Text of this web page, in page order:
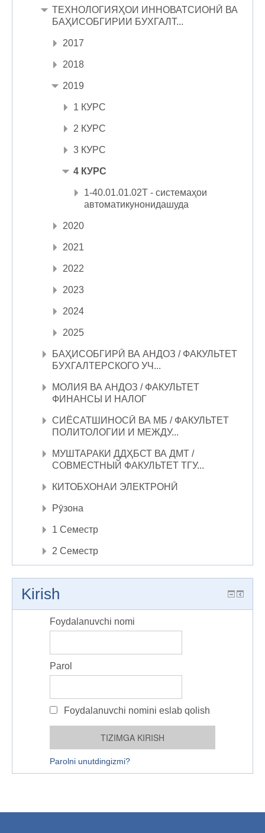
ТЕХНОЛОГИЯҲОИ ИННОВАТСИОНӢ ВА
БАҲИСОБГИРИИ БУХГАЛТ...
2017
2018
2019
1 КУРС
2 КУРС
3 КУРС
4 КУРС
1-40.01.01.02Т - системаҳои
автоматикунонидашуда
2020
2021
2022
2023
2024
2025
БАҲИСОБГИРӢ ВА АНДОЗ / ФАКУЛЬТЕТ
БУХГАЛТЕРСКОГО УЧ...
МОЛИЯ ВА АНДОЗ / ФАКУЛЬТЕТ
ФИНАНСЫ И НАЛОГ
СИЁСАТШИНОСӢ ВА МБ / ФАКУЛЬТЕТ
ПОЛИТОЛОГИИ И МЕЖДУ...
МУШТАРАКИ ДДҲБСТ ВА ДМТ /
СОВМЕСТНЫЙ ФАКУЛЬТЕТ ТГУ...
КИТОБХОНАИ ЭЛЕКТРОНӢ
Рӯзона
1 Семестр
2 Семестр
Kirish
Foydalanuvchi nomi
Parol
Foydalanuvchi nomini eslab qolish
Parolni unutdingizmi?